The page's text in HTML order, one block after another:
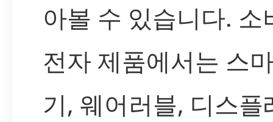
아볼 수 있습니다. 소
전자 제품에서는 스
기, 웨어러블, 디스플